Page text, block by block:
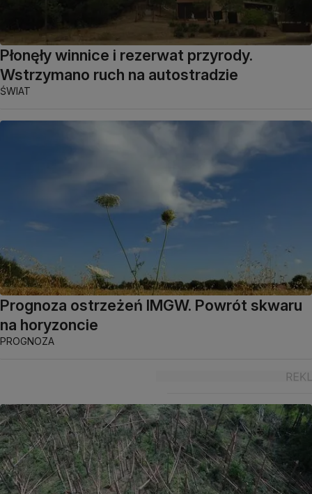
Płonęły winnice i rezerwat przyrody.
Wstrzymano ruch na autostradzie
ŚWIAT
Prognoza ostrzeżeń IMGW. Powrót skwaru
na horyzoncie
PROGNOZA